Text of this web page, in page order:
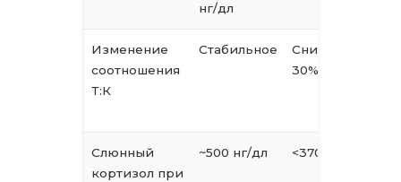
нг/дл
Изменение
соотношения
Т:К
Стабильное
Снижение на
30%
Слюнный
кортизол при
~500 нг/дл <370 нг/дл